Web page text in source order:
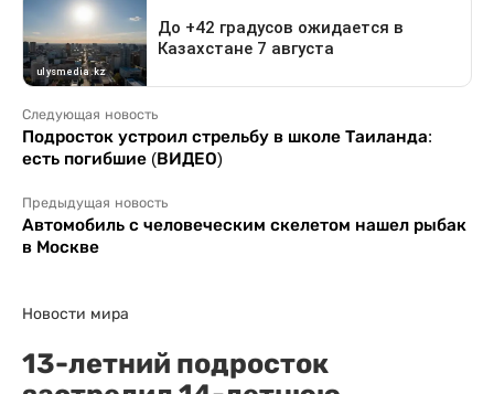
Следующая новость
Подросток устроил стрельбу в школе Таиланда:
есть погибшие (ВИДЕО)
Предыдущая новость
Автомобиль с человеческим скелетом нашел рыбак
в Москве
Новости мира
13-летний подросток